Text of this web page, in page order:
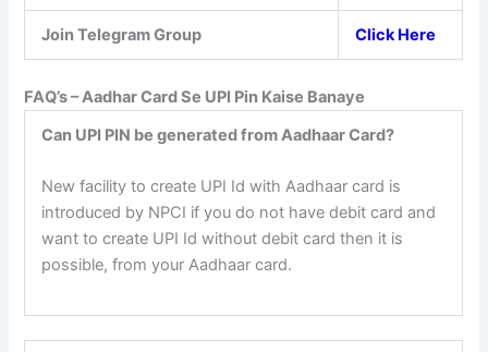
Join Telegram Group Click Here
FAQ’s –Aadhar Card Se UPI Pin Kaise Banaye
Can UPI PIN be generated from Aadhaar Card?
New facility to create UPI Id with Aadhaar card is
introduced by NPCI if you do not have debit card and
want to create UPI Id without debit card then it is
possible, from your Aadhaar card.